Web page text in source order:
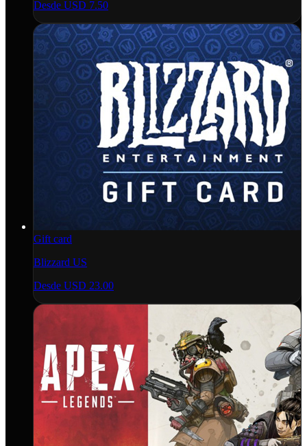
Desde USD 7.50
Gift card
Blizzard US
Desde USD 23.00